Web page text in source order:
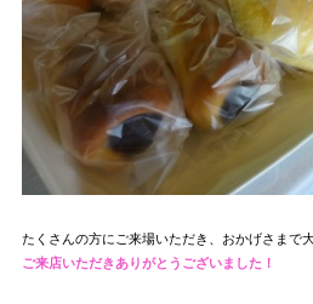
たくさんの方にご来場いただき、おかげさまで
ご来店いただきありがとうございました！